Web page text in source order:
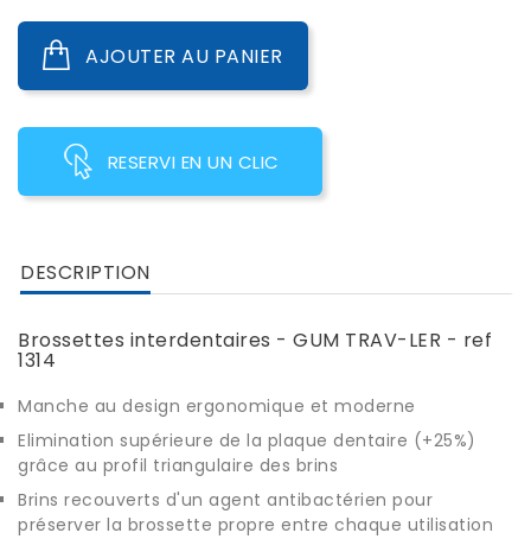
AJOUTER AU PANIER
RESERVI EN UN CLIC
DESCRIPTION
Brossettes interdentaires - GUM TRAV-LER - ref
1314
Manche au design ergonomique et moderne
Elimination supérieure de la plaque dentaire (+25%)
grâce au profil triangulaire des brins
Brins recouverts d'un agent antibactérien pour
préserver la brossette propre entre chaque utilisation